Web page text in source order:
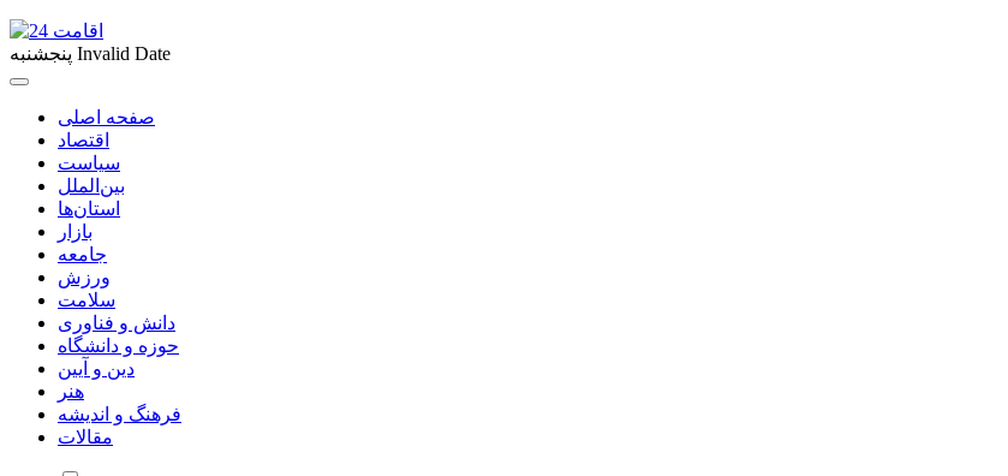
پنجشنبه Invalid Date
صفحه اصلی
اقتصاد
سیاست
بین‌الملل
استان‌ها
بازار
جامعه
ورزش
سلامت
دانش و فناوری
حوزه و دانشگاه
دین و آیین
هنر
فرهنگ و اندیشه
مقالات